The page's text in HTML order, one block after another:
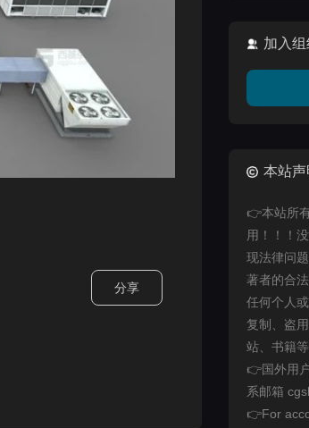
分享
加入组
本站声
👉本站所
用！！！
现法律问
著者的合
任何个人
复制、盗
站、书籍
👉国外用
系邮箱
👉For